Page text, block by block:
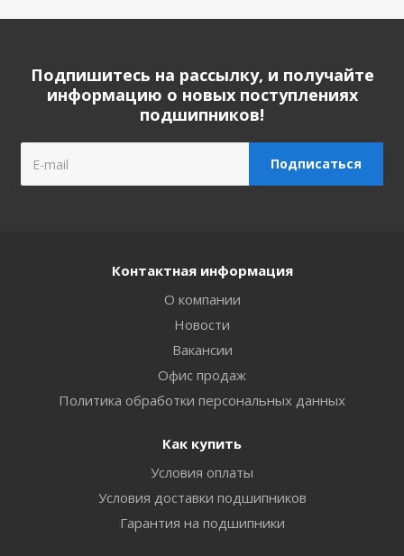
Подпишитесь на рассылку, и получайте
информацию о новых поступлениях
подшипников!
Контактная информация
О компании
Новости
Вакансии
Офис продаж
Политика обработки персональных данных
Как купить
Условия оплаты
Условия доставки подшипников
Гарантия на подшипники